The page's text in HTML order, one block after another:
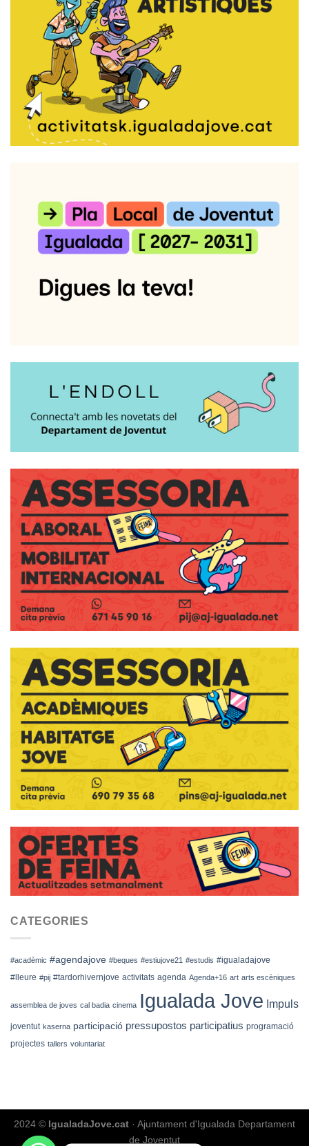
CATEGORIES
#acadèmic #agendajove #beques #estiujove21 #estudis #igualadajove
#lleure #pij #tardorhivernjove activitats agenda Agenda+16 art arts escèniques
assemblea de joves cal badia cinema Igualada Jove Impuls
joventut kaserna participació pressupostos participatius programació
projectes tallers voluntariat
2024 © IgualadaJove.cat · Ajuntament d'Igualada Departament
de Joventut